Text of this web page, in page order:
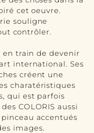
cet oeuvre.
souligne
contrôler.
en train de devenir
international. Ses
créent une
charatéristiques
qui est parfois
COLORIS aussi
accentués
images.